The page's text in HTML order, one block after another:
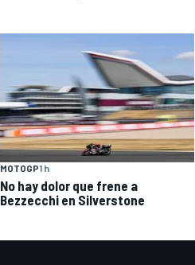
MOTOGP1 h
No hay dolor que frene a
Bezzecchi en Silverstone